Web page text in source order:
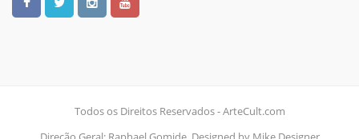
Todos os Direitos Reservados - ArteCult.com